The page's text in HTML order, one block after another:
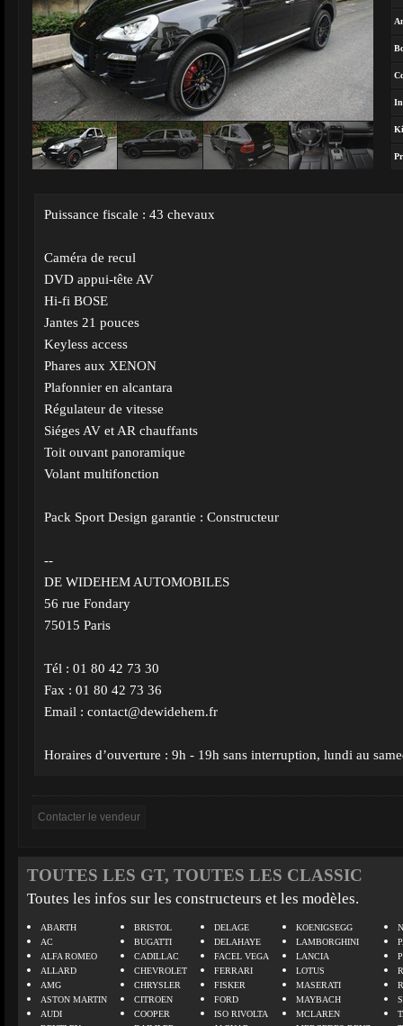
Puissance fiscale : 43 chevaux
Caméra de recul
DVD appui-tête AV
Hi-fi BOSE
Jantes 21 pouces
Keyless access
Phares aux XENON
Plafonnier en alcantara
Régulateur de vitesse
Siéges AV et AR chauffants
Toit ouvant panoramique
Volant multifonction
Pack Sport Design garantie : Constructeur
--
DE WIDEHEM AUTOMOBILES
56 rue Fondary
75015 Paris
Tél : 01 80 42 73 30
Fax : 01 80 42 73 36
Email : contact@dewidehem.fr
Horaires d’ouverture : 9h - 19h sans interruption, lundi au
TOUTES LES GT, TOUTES LES CLASSIC
Toutes les infos sur les constructeurs et les modèles.
ABARTH
AC
ALFA ROMEO
ALLARD
AMG
ASTON MARTIN
AUDI
BRISTOL
BUGATTI
CADILLAC
CHEVROLET
CHRYSLER
CITROEN
COOPER
DELAGE
DELAHAYE
FACEL VEGA
FERRARI
FISKER
FORD
ISO RIVOLTA
KOENIGSEGG
LAMBORGHINI
LANCIA
LOTUS
MASERATI
MAYBACH
MCLAREN